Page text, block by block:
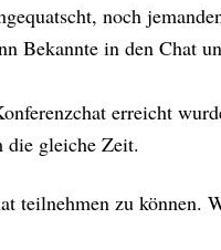
noch
Bekannte in den Chat
erreicht
die gleiche Zeit.
teilnehmen zu können.